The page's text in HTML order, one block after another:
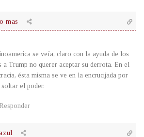
mas
se veía, claro con la ayuda de los
a Trump no querer aceptar su derrota. En el
ésta misma se ve en la encrucijada por
el poder.
Responder